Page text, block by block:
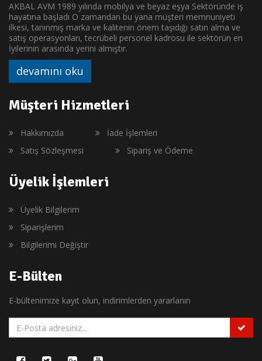
AKBAL AVM 1989 yılında mobilya ve beyaz eşya Sektöründe iş
hayatına başladı O zamandan bu yana müşteri memnuniyeti
ilkesi, tanınmış marka ve kalitenin önem taşıdığı satın alma ve
satış operasyonları, tecrübeli personel kadrosu ile sektörün en
İyilerinin arasında yerini almıştır.
devamını oku
Müşteri Hizmetleri
Hakkımızda
İade İşlemleri
Satış Sözleşmesi
Sipariş ve Ödeme
Üyelik İşlemleri
Üyelik Bilgilerim
Siparişlerim
Bilgilerimi Değiştir
E-Bülten
E-bültenimize kayıt olun, indirimlerden yararlanın